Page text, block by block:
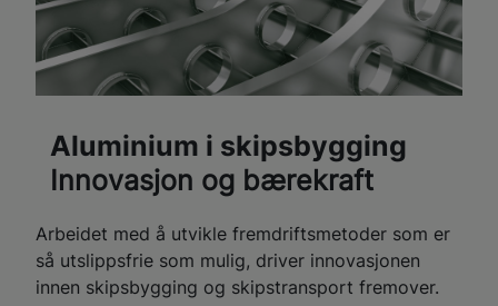
Aluminium i skipsbygging
Innovasjon og bærekraft
Arbeidet med å utvikle fremdriftsmetoder som er
så utslippsfrie som mulig, driver innovasjonen
innen skipsbygging og skipstransport fremover.